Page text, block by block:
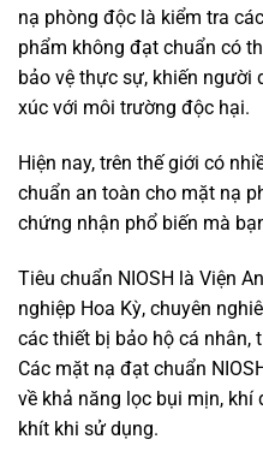
nạ phòng độc là kiểm tra
phẩm không đạt chuẩn có
bảo vệ thực sự, khiến người
xúc với môi trường độc hại.
Hiện nay, trên thế giới có
chuẩn an toàn cho mặt nạ
chứng nhận phổ biến mà
Tiêu chuẩn NIOSH là Viện
nghiệp Hoa Kỳ, chuyên
các thiết bị bảo hộ cá nhân,
Các mặt nạ đạt chuẩn
về khả năng lọc bụi mịn, khí
khít khi sử dụng.